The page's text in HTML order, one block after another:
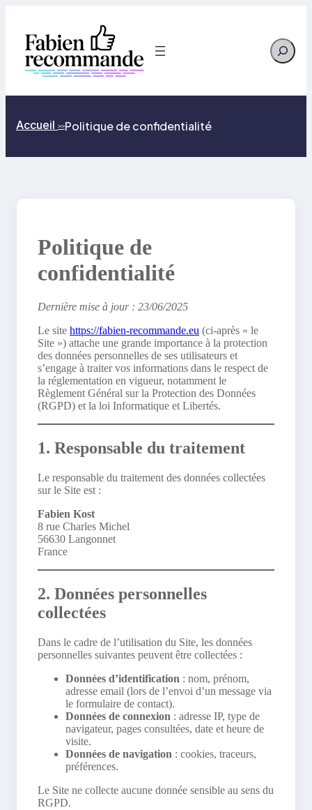
contenu
Search
Accueil >>Politique de confidentialité
Politique de
confidentialité
Dernière mise à jour : 23/06/2025
Le site https://fabien-recommande.eu (ci-après « le
Site ») attache une grande importance à la protection
des données personnelles de ses utilisateurs et
s’engage à traiter vos informations dans le respect de
la réglementation en vigueur, notamment le
Règlement Général sur la Protection des Données
(RGPD) et la loi Informatique et Libertés.
1. Responsable du traitement
Le responsable du traitement des données collectées
sur le Site est :
Fabien Kost
8 rue Charles Michel
56630 Langonnet
France
2. Données personnelles
collectées
Dans le cadre de l’utilisation du Site, les données
personnelles suivantes peuvent être collectées :
Données d’identification : nom, prénom,
adresse email (lors de l’envoi d’un message via
le formulaire de contact).
Données de connexion : adresse IP, type de
navigateur, pages consultées, date et heure de
visite.
Données de navigation : cookies, traceurs,
préférences.
Le Site ne collecte aucune donnée sensible au sens du
RGPD.